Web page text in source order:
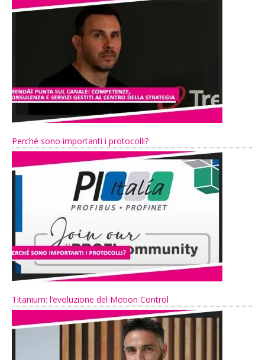
Perché sono importanti i protocolli?
Titanium: l’evoluzione del Motion Control